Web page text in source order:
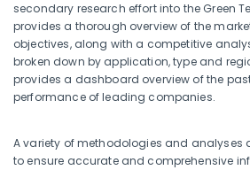
secondary research effort into the Green
provides a thorough overview of the
objectives, along with a competitive
broken down by application, type and
provides a dashboard overview of the
performance of leading companies.
A variety of methodologies and analyses
to ensure accurate and comprehensive